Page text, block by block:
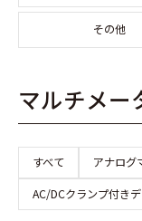
その他
マルチメー
すべて アナログ
AC/DCクランプ付き